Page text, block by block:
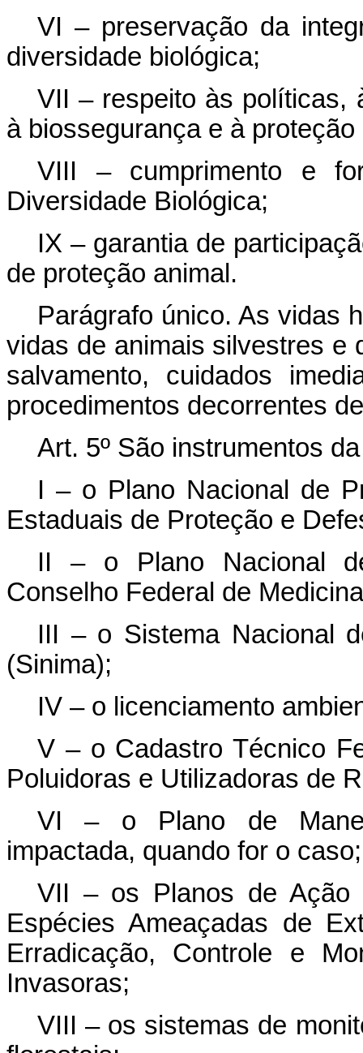
VI – preservação da
diversidade biológica;
VII – respeito às políticas,
à biossegurança e à proteção
VIII – cumprimento e
Diversidade Biológica;
IX – garantia de
de proteção animal.
Parágrafo único. As vidas
vidas de animais silvestres e
salvamento, cuidados
procedimentos decorrentes
Art. 5º São instrumentos
I – o Plano Nacional de
Estaduais de Proteção e
II – o Plano Nacional
Conselho Federal de
III – o Sistema Nacional
(Sinima);
IV – o licenciamento
V – o Cadastro Técnico
Poluidoras e Utilizadoras de
VI – o Plano de
impactada, quando for o caso;
VII – os Planos de Ação
Espécies Ameaçadas de
Erradicação, Controle e
Invasoras;
VIII – os sistemas de